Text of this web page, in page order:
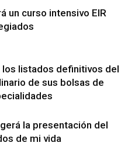
un curso intensivo EIR
los listados definitivos del
de sus bolsas de
la presentación del
de mi vida